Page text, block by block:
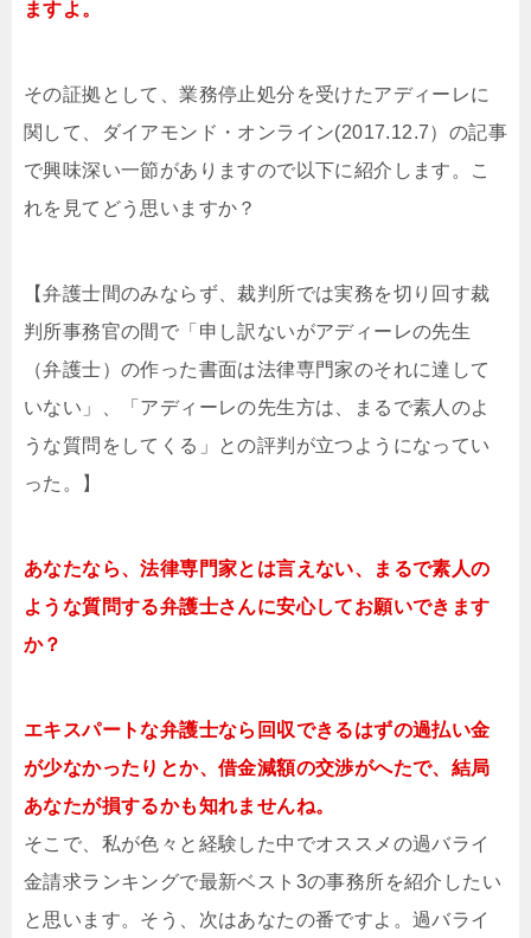
ますよ。
その証拠として、業務停止処分を受けたアディーレに
関して、ダイアモンド・オンライン(2017.12.7）の記事
で興味深い一節がありますので以下に紹介します。こ
れを見てどう思いますか？
【弁護士間のみならず、裁判所では実務を切り回す裁
判所事務官の間で「申し訳ないがアディーレの先生
（弁護士）の作った書面は法律専門家のそれに達して
いない」、「アディーレの先生方は、まるで素人のよ
うな質問をしてくる」との評判が立つようになってい
った。】
あなたなら、法律専門家とは言えない、まるで素人の
ような質問する弁護士さんに安心してお願いできます
か？
エキスパートな弁護士なら回収できるはずの過払い金
が少なかったりとか、借金減額の交渉がへたで、結局
あなたが損するかも知れませんね。
そこで、私が色々と経験した中でオススメの過バライ
金請求ランキングで最新ベスト3の事務所を紹介したい
と思います。そう、次はあなたの番ですよ。過バライ